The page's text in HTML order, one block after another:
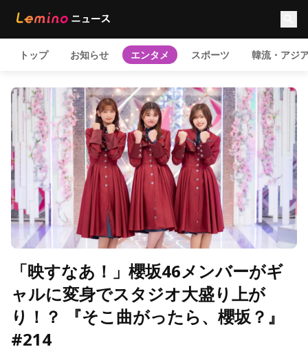
トップ お知らせ エンタメ スポーツ 韓流・アジ
「映すなあ！」櫻坂46メンバーがギ
ャルに変身でスタジオ大盛り上が
り！？ 『そこ曲がったら、櫻坂？』
#214